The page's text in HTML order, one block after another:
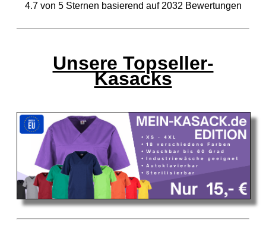
4.7von 5Sternen basierend auf 2032 Bewertungen
Unsere Topseller-
Kasacks